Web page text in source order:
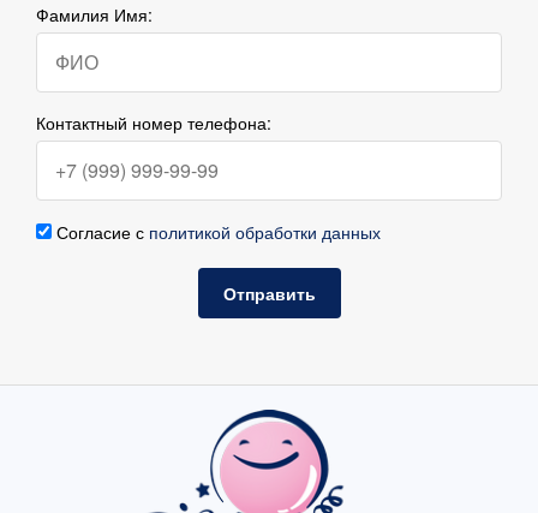
Фамилия Имя:
Контактный номер телефона:
Согласие с политикой обработки данных
Отправить